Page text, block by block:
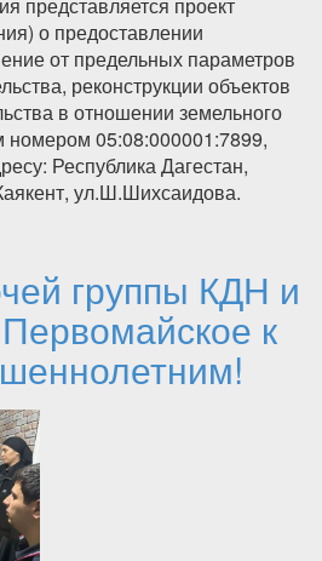
о предоставлении
от предельных параметров
реконструкции объектов
в отношении земельного
номером 05:08:000001:7899,
Республика Дагестан,
ул.Ш.Шихсаидова.
ЗЕМЕЛЬНОГО УЧАСТКА С
НОМЕРОМ
группы КДН и
к